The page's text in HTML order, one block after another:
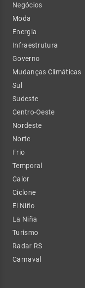
Negócios
Moda
Energia
Infraestrutura
Governo
Mudanças Climáticas
Sul
Sudeste
Centro-Oeste
Nordeste
Norte
Frio
Temporal
Calor
Ciclone
El Niño
La Niña
Turismo
Radar RS
Carnaval